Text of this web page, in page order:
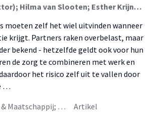
Wina Smeenk (Lector); Hilma van Slooten; Esther Krijnen-de Bruin (Onderzoeker); Jeroen Spoelstra
moeten zelf het wiel uitvinden wanneer
krijgt. Partners raken overbelast, maar
bekend - hetzelfde geldt ook voor hun
de zorg te combineren met werk en
het risico zelf uit te vallen door
…
& Maatschappij; … Artikel